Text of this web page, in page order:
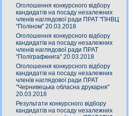
Оголошення конкурсного відбору
кандидатів на посаду незалежних
членів наглядової ради ПРАТ "ПНВЦ
"Поліном" 20.03.2018
Оголошення конкурсного відбору
кандидатів на посаду незалежних
членів наглядової ради ПРАТ
"Поліграфкнига" 20.03.2018
Оголошення конкурсного відбору
кандидатів на посаду незалежних
членів наглядової ради ПРАТ
"Чернивецька обласна друкарня"
20.03.2018
Результати конкурсного відбору
кандидатів на посаду незалежних